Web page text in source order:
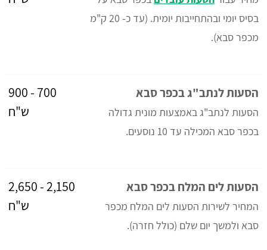
בסיס יומי ובהתחייבות יומית. (עד כ- 20 ק"מ
מכפר סבא).
הסעות לנתב"ג בכפר סבא
הסעות לנתב"ג באמצעות מונית גדולה
בכפר סבא המכילה עד 10 נוסעים.
700 - 900
ש"ח
הסעות לים המלח בכפר סבא
המחיר לשירות הסעות לים המלח מכפר
סבא ולמשך יום שלם (כולל חזרה).
2,150 - 2,650
ש"ח